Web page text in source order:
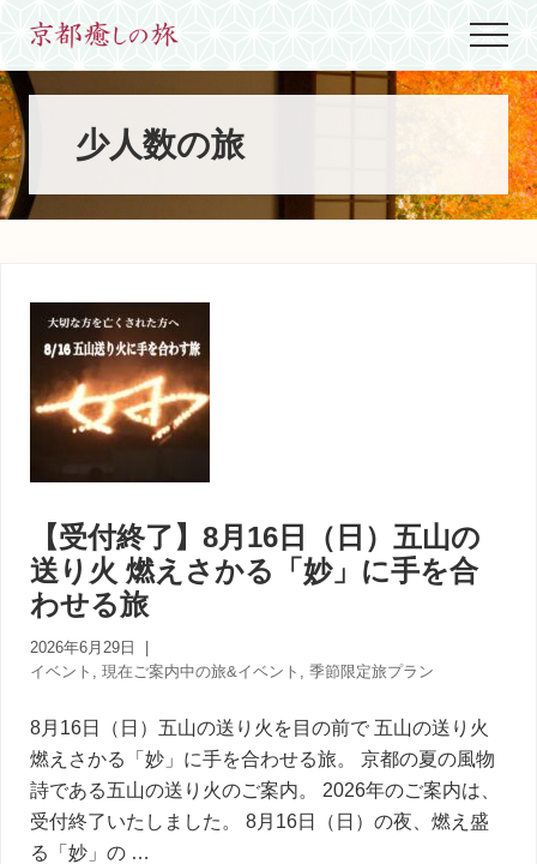
main
content
primary
sidebar
footer
世
界
に
た
っ
た
ひ
都
京
都
人
が
あ
な
た
り
添
う
癒
し
Menu
少人数の旅
【受付終了】8月16日（日）五山の
送り火 燃えさかる「妙」に手を合
わせる旅
2026年6月29日
イベント
現在ご案内中の旅&イベント 季節限定旅プラン
8月16日（日）五山の送り火を目の前で 五山の送り火
燃えさかる「妙」に手を合わせる旅。 京都の夏の風物
詩である五山の送り火のご案内。 2026年のご案内は、
受付終了いたしました。 8月16日（日）の夜、燃え盛
る「妙」の …